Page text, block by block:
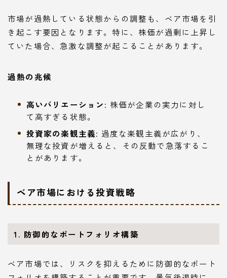
市場が過熱している状態からの調整も、ベア市場を引
き起こす要因となります。特に、株価が過剰に上昇し
ていた場合、急激な調整が起こることがあります。
過熱の兆候
高いバリエーション: 株価が企業の実力に対し
て高すぎる状態。
投資家の楽観主義: 過度な楽観主義が広がり、
無理な投資が増えると、その反動で急落するこ
とがあります。
ベア市場における投資戦略
1. 防御的なポートフォリオ構築
ベア市場では、リスクを抑えるために防御的なポート